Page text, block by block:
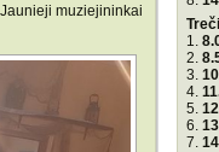
Jaunieji muziejininkai
1.
2.
3.
4.
5.
6.
7.